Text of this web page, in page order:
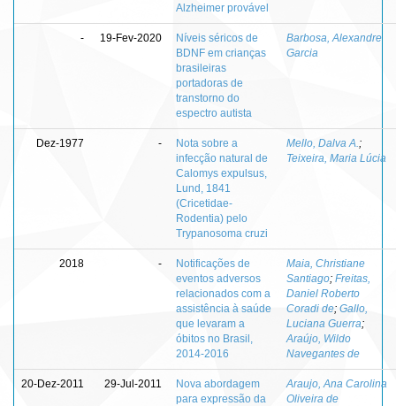
Alzheimer provável
- 19-Fev-2020
Níveis séricos de
BDNF em crianças
brasileiras
portadoras de
transtorno do
espectro autista
Barbosa, Alexandre
Garcia
Dez-1977 -
Nota sobre a
infecção natural de
Calomys expulsus,
Lund, 1841
(Cricetidae-
Rodentia) pelo
Trypanosoma cruzi
Mello, Dalva A. ;
Teixeira, Maria Lúcia
2018 -
Notificações de
eventos adversos
relacionados com a
assistência à saúde
que levaram a
óbitos no Brasil,
2014-2016
Maia, Christiane
Santiago; Freitas,
Daniel Roberto
Coradi de; Gallo,
Luciana Guerra;
Araújo, Wildo
Navegantes de
20-Dez-2011 29-Jul-2011
Nova abordagem
para expressão da
Araujo, Ana Carolina
Oliveira de